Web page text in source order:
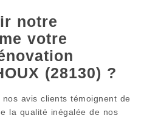
notre
votre
(28130) ?
avis clients témoignent de
la qualité inégalée de nos